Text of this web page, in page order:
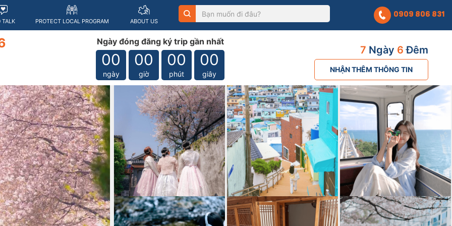
TALK PROTECT LOCAL PROGRAM ABOUT US
0909 806 831
Ngày đóng đăng ký trip gần nhất
00
ngày
00
giờ
00
phút
00
giây
7 Ngày 6Đêm
NHẬN THÊM THÔNG TIN